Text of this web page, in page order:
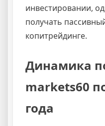
инвестировании,
получать
копитрейдинге.
Динамика
markets60
года